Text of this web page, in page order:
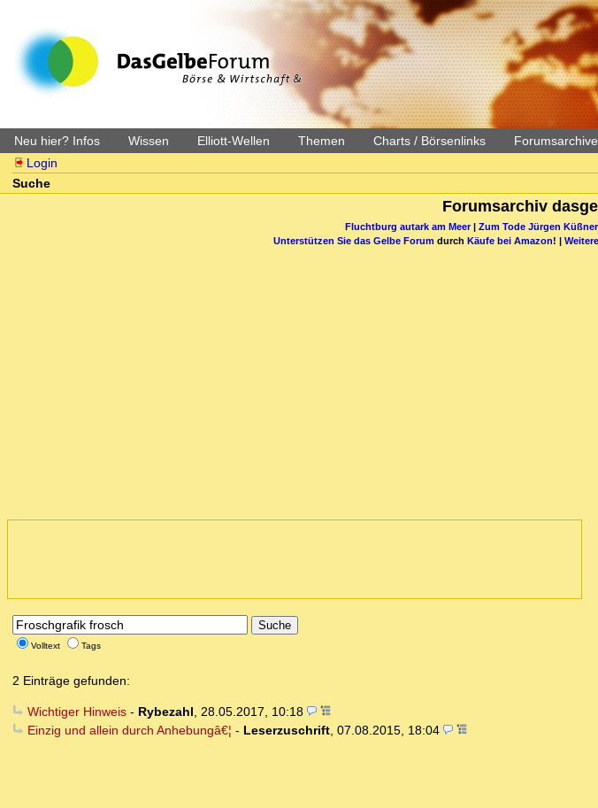
Neu hier? Infos Wissen Elliott-Wellen Themen Charts / Börsenlinks Forumsarchive
Login
Suche
Forumsarchiv
Fluchtburg autark am Meer| Zum Tode Jürgen
Unterstützen Sie das Gelbe Forum durch Käufe bei Amazon! |
Suche
Volltext Tags
2 Einträge gefunden:
Wichtiger Hinweis- Rybezahl, 28.05.2017, 10:18
Einzig und allein durch Anhebungâ€¦ - Leserzuschrift, 07.08.2015, 18:04